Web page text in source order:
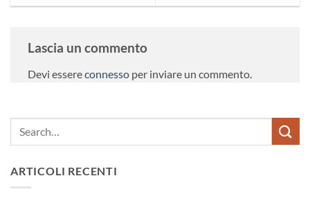
Lascia un commento
Devi essereconnesso per inviare un commento.
ARTICOLI RECENTI